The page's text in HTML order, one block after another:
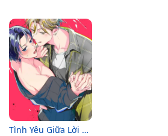
Tình Yêu Giữa Lời Giả Dối